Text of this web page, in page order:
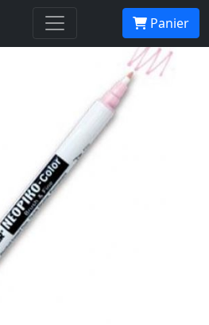
Panier
Light Bisque